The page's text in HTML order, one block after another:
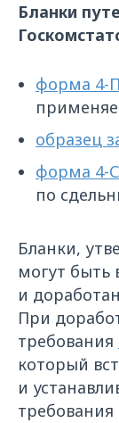
Бланки
форма 4-П
образец
форма 4-С
по
Бланки,
могут быть
и
При
требования
который
и